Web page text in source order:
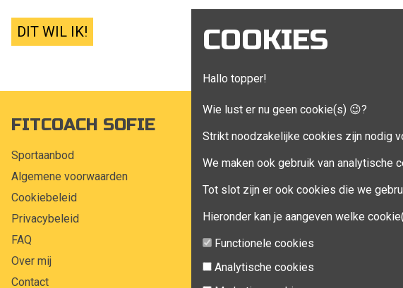
COOKIES
Hallo topper!
Wie lust er nu geen cookie(s) 😉?
Strikt noodzakelijke cookies zijn nodig
We maken ook gebruik van analytische
Tot slot zijn er ook cookies die we
Hieronder kan je aangeven welke
Functionele cookies
Analytische cookies
DIT WIL IK!
FITCOACH SOFIE
Sportaanbod
Algemene voorwaarden
Cookiebeleid
Privacybeleid
FAQ
Over mij
Contact
Mijn account
Klant adressen
Winkelwagen
Aankoop beheren